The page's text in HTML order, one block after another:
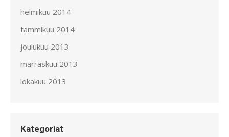
helmikuu 2014
tammikuu 2014
joulukuu 2013
marraskuu 2013
lokakuu 2013
Kategoriat